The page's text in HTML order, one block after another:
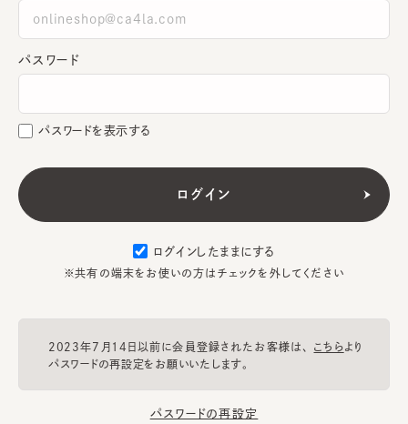
パスワード
パスワードを表示する
ログインしたままにする
※共有の端末をお使いの方はチェックを外してください
2023年7月14日以前に会員登録されたお客様は、 こちらより
パスワードの再設定をお願いいたします。
パスワードの再設定